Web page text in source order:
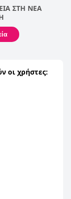
ΣΤΗ ΝΕΑ
οι χρήστες: